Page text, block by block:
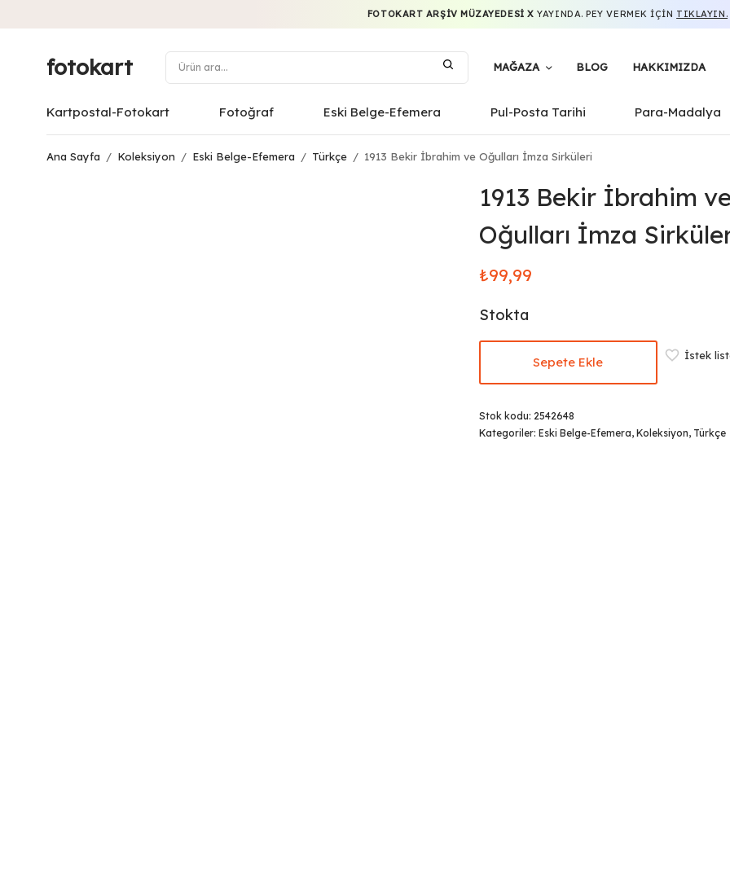
FOTOKART ARŞIV MÜZAYEDESI X YAYINDA. PEY VERMEK IÇIN TIKLAYIN.
fotokart MAĞAZA BLOG HAKKIMIZDA
Kartpostal-Fotokart Fotoğraf Eski Belge-Efemera Pul-Posta Tarihi Para-Madalya
Ana Sayfa / Koleksiyon / Eski Belge-Efemera / Türkçe / 1913 Bekir İbrahim ve Oğulları İmza Sirküleri
1913 Bekir İbrahim
Oğulları İmza
₺99,99
Stokta
Sepete Ekle İstek
Stok kodu: 2542648
Kategoriler: Eski Belge-Efemera, Koleksiyon, Türkçe